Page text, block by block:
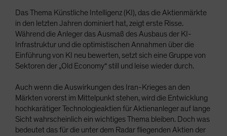
Taiwan - 台灣
UK
United States (US Citizens)
US (Non-US Citizens/NRC)
Das Thema Künstliche Intelligenz (KI), das die Aktienmärkte
in den letzten Jahren dominiert hat, zeigt erste Risse.
Während die Anleger das Ausmaß des Ausbaus der KI-
Infrastruktur und die optimistischen Annahmen über die
Einführung von KI neu bewerten, setzt sich eine Gruppe von
Sektoren der „Old Economy“ still und leise wieder durch.
Auch wenn die Auswirkungen des Iran-Krieges an den
Märkten vorerst im Mittelpunkt stehen, wird die Entwicklung
hochkarätiger Technologieaktien für Aktienanleger auf lange
Sicht wahrscheinlich ein wichtiges Thema bleiben. Doch was
bedeutet das für die unter dem Radar fliegenden Aktien der